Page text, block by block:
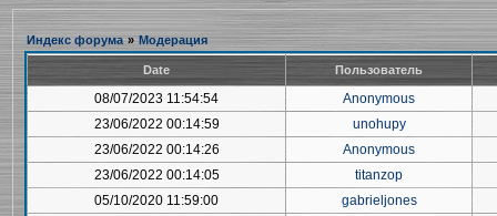
Индекс форума » Модерация
Date Пользователь
08/07/2023 11:54:54
Anonymous
23/06/2022 00:14:59
unohupy
23/06/2022 00:14:26
Anonymous
23/06/2022 00:14:05
titanzop
05/10/2020 11:59:00
gabrieljones